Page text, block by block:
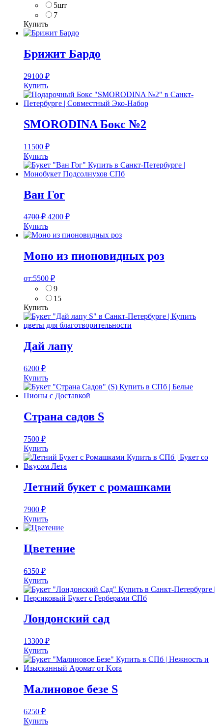
5шт
7
Купить
Брижит Бардо
29100 ₽
Купить
SMORODINA Бокс №2
11500 ₽
Купить
Ван Гог
4700₽ 4200 ₽
Купить
Моно из пионовидных роз
от:5500 ₽
9
15
Купить
Дай лапу
6200 ₽
Купить
Страна садов S
7500 ₽
Купить
Летний букет с ромашками
7900 ₽
Купить
Цветение
6350 ₽
Купить
Лондонский сад
13300 ₽
Купить
Малиновое безе S
6250 ₽
Купить